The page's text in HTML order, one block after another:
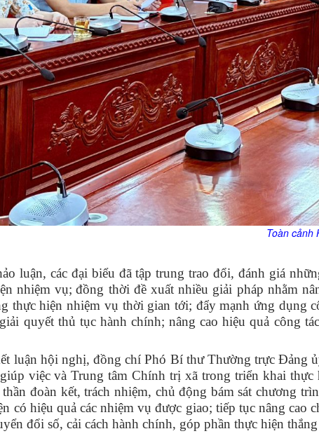
Toàn cảnh
luận, các đại biểu đã tập trung trao đổi, đánh giá
nhiệm vụ; đồng thời đề xuất nhiều giải pháp nhằm
thực hiện nhiệm vụ thời gian tới; đẩy mạnh ứng dụng
quyết thủ tục hành chính; nâng cao hiệu quả công
luận hội nghị, đồng chí Phó Bí thư Thường trực Đảng
việc và Trung tâm Chính trị xã trong triển khai
đoàn kết, trách nhiệm, chủ động bám sát chương
có hiệu quả các nhiệm vụ được giao; tiếp tục nâng
đổi số, cải cách hành chính, góp phần thực hiện